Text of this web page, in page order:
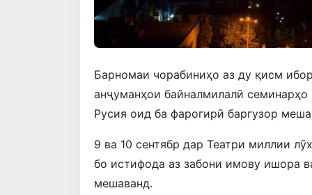
Барномаи чорабиниҳо аз ду қисм
анҷуманҳои байналмилалӣ
Русия оид ба фарогирӣ баргузор
9 ва 10 сентябр дар Театри миллии
бо истифода аз забони имову ишора
мешаванд.